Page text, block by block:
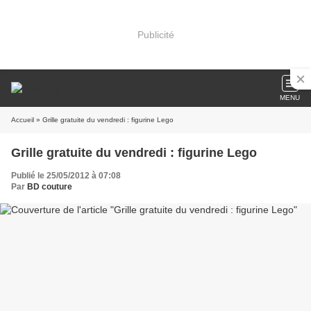
Publicité
MENU
Accueil » Grille gratuite du vendredi : figurine Lego
Grille gratuite du vendredi : figurine Lego
Publié le 25/05/2012 à 07:08
Par BD couture